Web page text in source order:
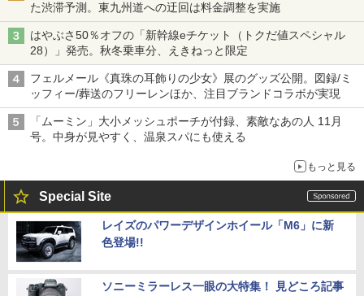
た渋滞予測。東九州道への迂回は料金調整を実施
はやぶさ50％オフの「新幹線eチケット（トクだ値スペシャル
28）」発売。秋冬乗車分、えきねっと限定
フェルメール《真珠の耳飾りの少女》展のグッズ公開。図録/ミ
ッフィー/葬送のフリーレンほか、注目ブランドコラボが実現
「ムーミン」大小メッシュポーチが付録、素敵なあの人 11月
号。中身が見やすく、温泉スパにも使える
もっと見る
Special Site
レイズのパワーデザインホイール「M6」に新
色登場!!
ソニーミラーレス一眼の大特集！ 見どころ記事